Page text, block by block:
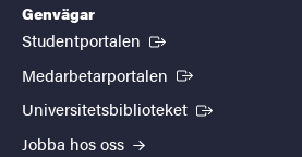
Genvägar
Studentportalen (Extern länk)
Medarbetarportalen (Extern länk)
Universitetsbiblioteket (Extern länk)
Jobba hos oss